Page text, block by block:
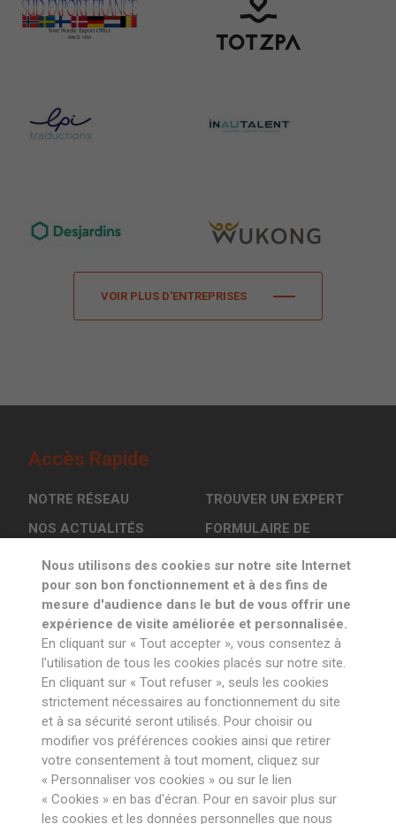
VOIR PLUS D'ENTREPRISES
Accès Rapide
NOTRE RÉSEAU
NOS ACTUALITÉS
L’OSCI EN ACTION
TROUVER UN EXPERT
FORMULAIRE DE
CONTACT
Inscrivez-vous à la newsletter
Suivez notreactualité sur
Nous utilisons des cookies sur notre site Internet
pour son bon fonctionnement et à des fins de
mesure d'audience dans le but de vous offrir une
expérience de visite améliorée et personnalisée.
En cliquant sur « Tout accepter », vous consentez à
l'utilisation de tous les cookies placés sur notre site.
En cliquant sur « Tout refuser », seuls les cookies
strictement nécessaires au fonctionnement du site
et à sa sécurité seront utilisés. Pour choisir ou
modifier vos préférences cookies ainsi que retirer
votre consentement à tout moment, cliquez sur
« Personnaliser vos cookies » ou sur le lien
« Cookies » en bas d'écran. Pour en savoir plus sur
les cookies et les données personnelles que nous